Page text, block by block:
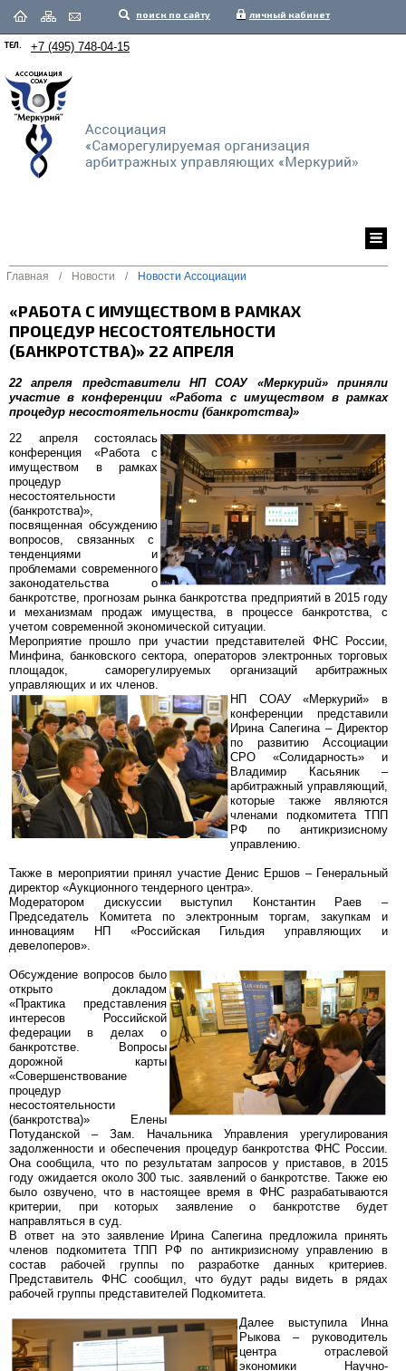
поиск по сайту личный кабинет
ТЕЛ. +7 (495) 748-04-15
Главная / Новости / Новости Ассоциации
«РАБОТА С ИМУЩЕСТВОМ В РАМКАХ
ПРОЦЕДУР НЕСОСТОЯТЕЛЬНОСТИ
(БАНКРОТСТВА)» 22 АПРЕЛЯ
22 апреля представители НП СОАУ «Меркурий» приняли
участие в конференции «Работа с имуществом в рамках
процедур несостоятельности (банкротства)»
22 апреля состоялась
конференция «Работа с
имуществом в рамках
процедур
несостоятельности
(банкротства)»,
посвященная обсуждению
вопросов, связанных с
тенденциями и
проблемами современного
законодательства о
банкротстве, прогнозам рынка банкротства предприятий в 2015 году
и механизмам продаж имущества, в процессе банкротства, с
учетом современной экономической ситуации.
Мероприятие прошло при участии представителей ФНС России,
Минфина, банковского сектора, операторов электронных торговых
площадок, саморегулируемых организаций арбитражных
управляющих и их членов.
НП СОАУ «Меркурий» в
конференции представили
Ирина Сапегина – Директор
по развитию Ассоциации
СРО «Солидарность» и
Владимир Касьяник –
арбитражный управляющий,
которые также являются
членами подкомитета ТПП
РФ по антикризисному
управлению.
Также в мероприятии принял участие Денис Ершов – Генеральный
директор «Аукционного тендерного центра».
Модератором дискуссии выступил Константин Раев –
Председатель Комитета по электронным торгам, закупкам и
инновациям НП «Российская Гильдия управляющих и
девелоперов».
Обсуждение вопросов было
открыто докладом
«Практика представления
интересов Российской
федерации в делах о
банкротстве. Вопросы
дорожной карты
«Совершенствование
процедур
несостоятельности
(банкротства)» Елены
Потуданской – Зам. Начальника Управления урегулирования
задолженности и обеспечения процедур банкротства ФНС России.
Она сообщила, что по результатам запросов у приставов, в 2015
году ожидается около 300 тыс. заявлений о банкротстве. Также ею
было озвучено, что в настоящее время в ФНС разрабатываются
критерии, при которых заявление о банкротстве будет
направляться в суд.
В ответ на это заявление Ирина Сапегина предложила принять
членов подкомитета ТПП РФ по антикризисному управлению в
состав рабочей группы по разработке данных критериев.
Представитель ФНС сообщил, что будут рады видеть в рядах
рабочей группы представителей Подкомитета.
Далее выступила Инна
Рыкова – руководитель
центра отраслевой
экономики Научно-